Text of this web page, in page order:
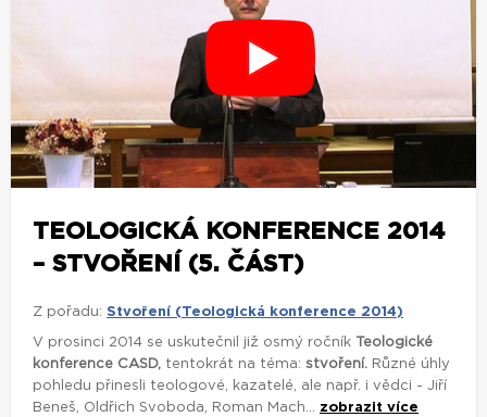
TEOLOGICKÁ KONFERENCE 2014
– STVOŘENÍ (5. ČÁST)
Z pořadu: Stvoření (Teologická konference 2014)
V prosinci 2014 se uskutečnil již osmý ročník Teologické
konference CASD, tentokrát na téma: stvoření. Různé úhly
pohledu přinesli teologové, kazatelé, ale např. i vědci - Jiří
Beneš, Oldřich Svoboda, Roman Mach... zobrazit více